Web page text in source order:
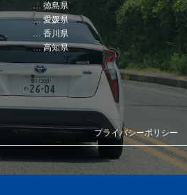
徳島県
愛媛県
香川県
高知県
プライバシーポリシー